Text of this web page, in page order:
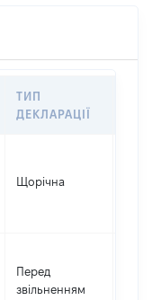
ТИП
ДЕКЛАРАЦІЇ
Щорічна
Перед
звільненням